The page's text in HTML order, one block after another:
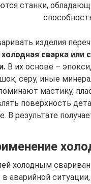
станки,
изделия
сварка или
В их основе –
серу, иные
мастику,
поверхность
В результате
холодным
аварийной